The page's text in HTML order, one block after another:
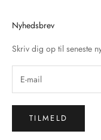
Nyhedsbrev
Skriv dig op til seneste
TILMELD